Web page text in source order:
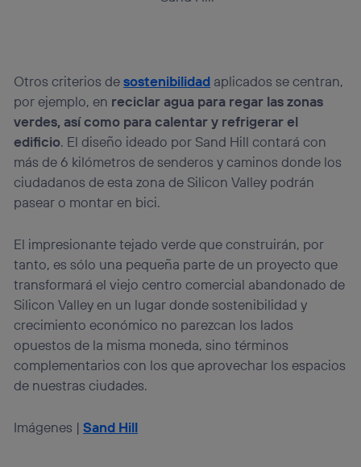
Otros criterios desostenibilidad aplicados se centran,
por ejemplo, en reciclar agua para regar las zonas
verdes, así como para calentar y refrigerar el
edificio. El diseño ideado por Sand Hill contará con
más de 6 kilómetros de senderos y caminos donde los
ciudadanos de esta zona de Silicon Valley podrán
pasear o montar en bici.
El impresionante tejado verde que construirán, por
tanto, es sólo una pequeña parte de un proyecto que
transformará el viejo centro comercial abandonado de
Silicon Valley en un lugar donde sostenibilidad y
crecimiento económico no parezcan los lados
opuestos de la misma moneda, sino términos
complementarios con los que aprovechar los espacios
de nuestras ciudades.
Imágenes |Sand Hill